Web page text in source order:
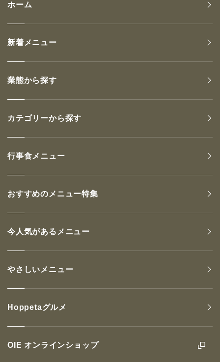
OIE オンラインショップ
ホーム
新着メニュー
業態から探す
カテゴリーから探す
行事食メニュー
おすすめのメニュー特集
今人気があるメニュー
やさしいメニュー
Hoppetaグルメ